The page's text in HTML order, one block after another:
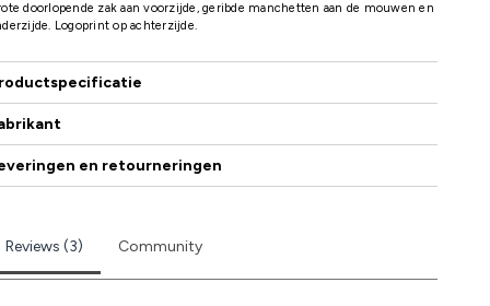
doorlopende zak aan voorzijde, geribde manchetten aan de mouwen en
Logoprint op achterzijde.
en retourneringen
Reviews (3) Community